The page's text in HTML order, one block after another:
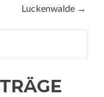
Luckenwalde →